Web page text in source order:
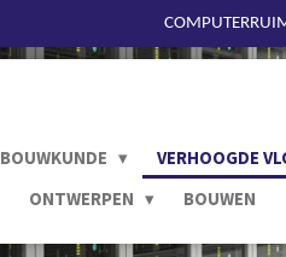
BOUWKUNDE VERHOOGDE
ONTWERPEN BOUWEN